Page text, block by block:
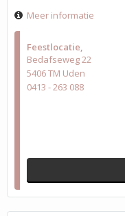
Feestlocatie
Bedafseweg 22
5406 TM Uden
0413 - 263 088
Meer informatie